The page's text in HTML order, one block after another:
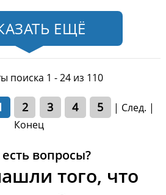
ЕЩЁ
поиска 1 - 24 из 110
2 3 4 5 | След. |
Конец
вопросы?
того, что